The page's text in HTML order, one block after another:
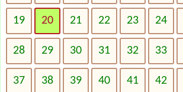
19 20 21 22 23 24
28 29 30 31 32 33
37 38 39 40 41 42